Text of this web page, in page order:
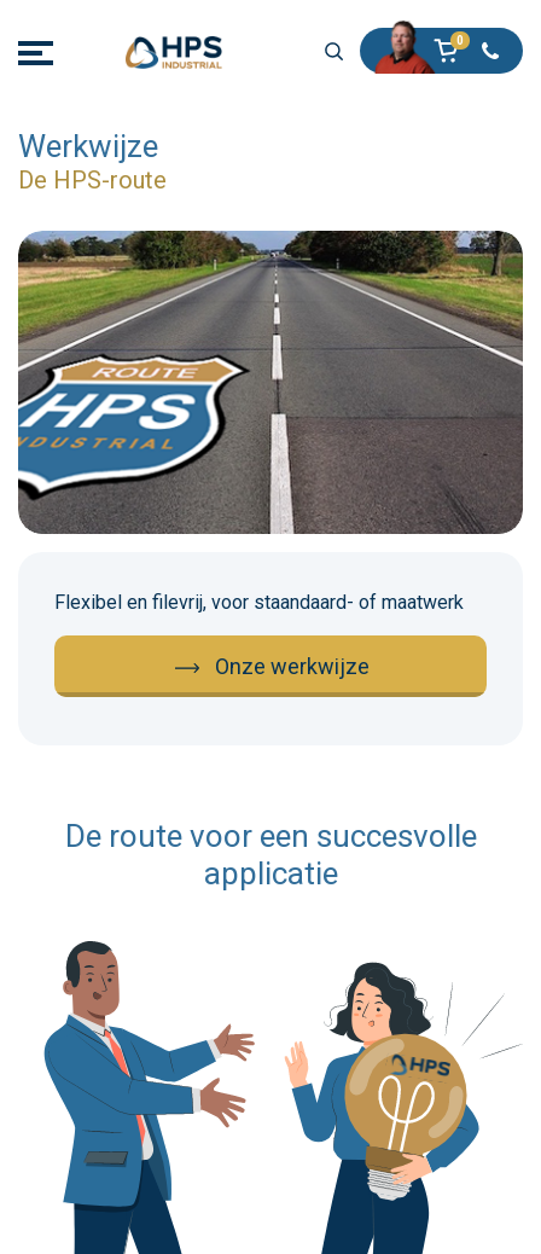
Werkwijze
De HPS-route
Flexibel en filevrij, voor staandaard- of maatwerk
Onze werkwijze
De route voor een succesvolle
applicatie